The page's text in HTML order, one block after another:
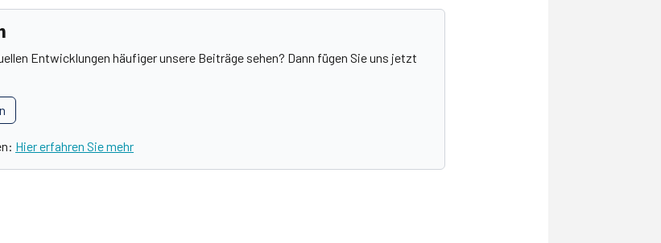
Entwicklungen häufiger unsere Beiträge sehen? Dann fügen Sie uns jetzt
Hier erfahren Sie mehr